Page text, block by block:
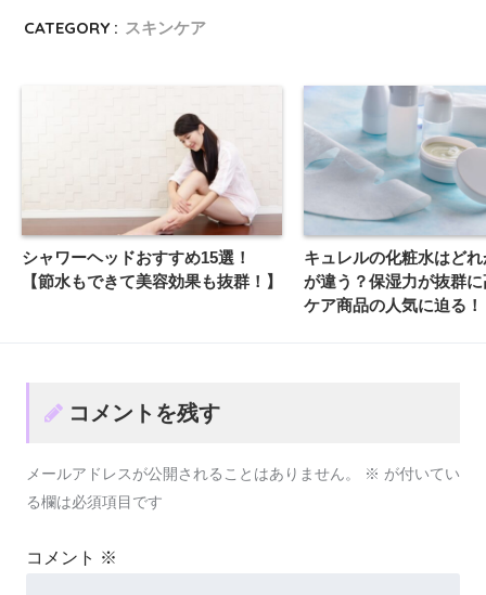
CATEGORY : スキンケア
シャワーヘッドおすすめ15選！
【節水もできて美容効果も抜群！】
キュレルの化粧水はど
が違う？保湿力が抜群
ケア商品の人気に迫る！
コメントを残す
メールアドレスが公開されることはありません。 ※ が付いてい
る欄は必須項目です
コメント ※